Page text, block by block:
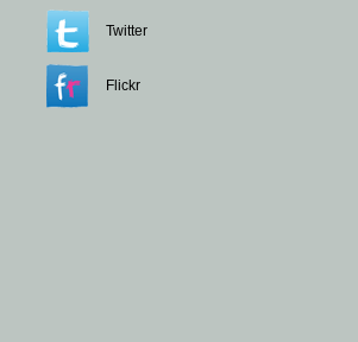
Twitter
Flickr